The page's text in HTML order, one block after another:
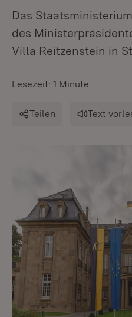
Das
des
Villa Reitzenstein in
Lesezeit: 1 Minute
Teilen Text